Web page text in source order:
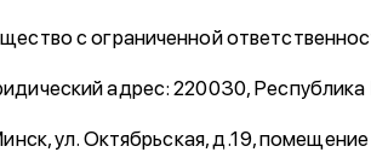
с ограниченной
адрес: 220030, Республика
ул. Октябрьская, д.19,